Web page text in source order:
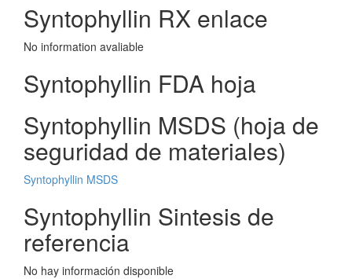
Syntophyllin RX enlace
No information avaliable
Syntophyllin FDA hoja
Syntophyllin MSDS (hoja de
seguridad de materiales)
Syntophyllin MSDS
Syntophyllin Sintesis de
referencia
No hay información disponible